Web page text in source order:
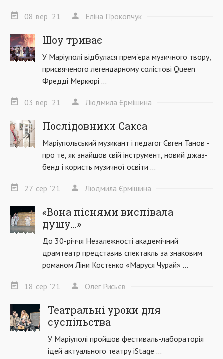
08 вер '21 Еліна Прокопчук
Шоу триває
У Маріуполі відбулася прем'єра музичного твору,
присвяченого легендарному солістові Queen
Фредді Меркюрі ...
03 вер '21 Людмила Єрмішина
Послідовники Сакса
Маріупольський музикант і педагог Євген Танов -
про те, як знайшов свій інструмент, новий джаз-
бенд і користь музичної освіти ...
27 сер '21 Людмила Єрмішина
«Вона піснями виспівала
душу…»
До 30-річчя Незалежності академічний
драмтеатр представив спектакль за знаковим
романом Ліни Костенко «Маруся Чурай» ...
18 сер '21 Олег Рисьєв
Театральні уроки для
суспільства
У Маріуполі пройшов фестиваль-лабораторія
ідей актуального театру iStage ...